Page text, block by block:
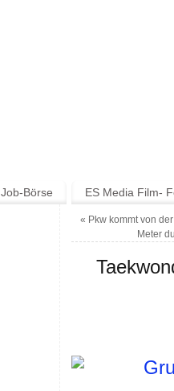
Job-Börse ES Media Film-
« Pkw kommt von
Meter